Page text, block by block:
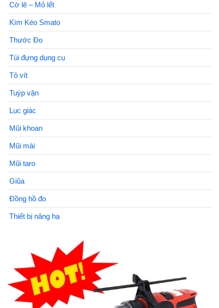
Cờ lê – Mỏ lết
Kìm Kéo Smato
Thước Đo
Túi đựng dụng cụ
Tô vít
Tuýp vặn
Lục giác
Mũi khoan
Mũi mài
Mũi taro
Giũa
Đồng hồ đo
Thiết bị nâng hạ